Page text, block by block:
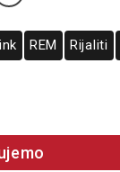
REM Rijaliti